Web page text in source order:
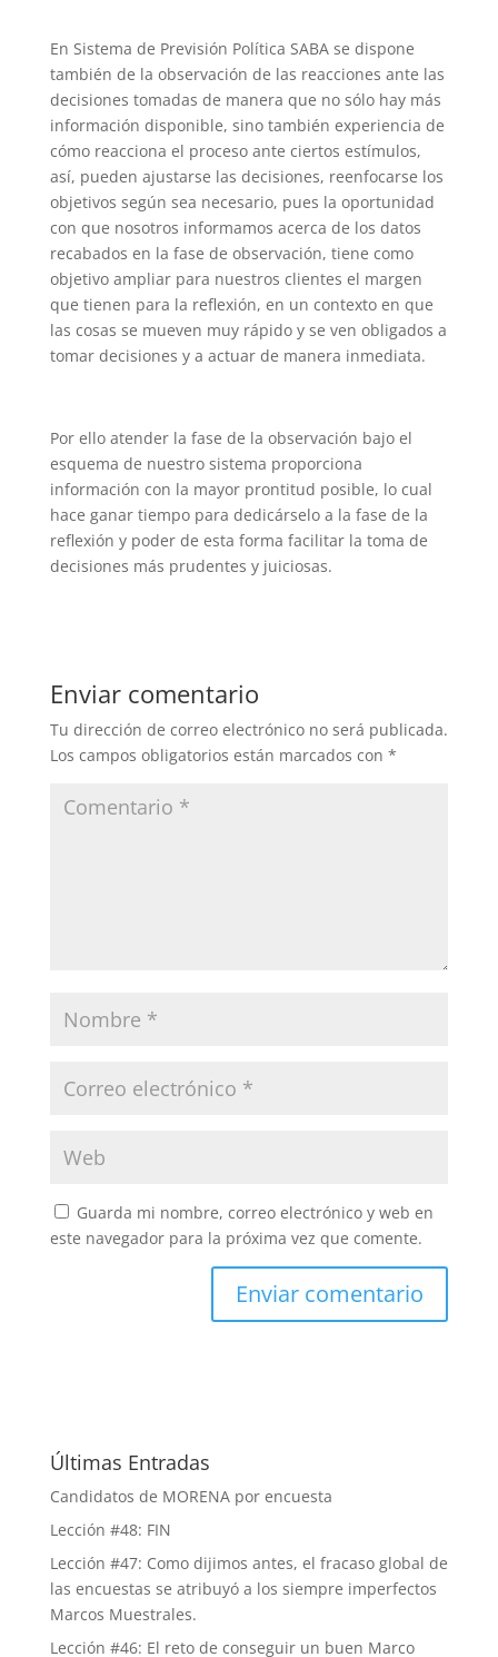
En Sistema de Previsión Política SABA se dispone
también de la observación de las reacciones ante las
decisiones tomadas de manera que no sólo hay más
información disponible, sino también experiencia de
cómo reacciona el proceso ante ciertos estímulos,
así, pueden ajustarse las decisiones, reenfocarse los
objetivos según sea necesario, pues la oportunidad
con que nosotros informamos acerca de los datos
recabados en la fase de observación, tiene como
objetivo ampliar para nuestros clientes el margen
que tienen para la reflexión, en un contexto en que
las cosas se mueven muy rápido y se ven obligados a
tomar decisiones y a actuar de manera inmediata.
Por ello atender la fase de la observación bajo el
esquema de nuestro sistema proporciona
información con la mayor prontitud posible, lo cual
hace ganar tiempo para dedicárselo a la fase de la
reflexión y poder de esta forma facilitar la toma de
decisiones más prudentes y juiciosas.
Enviar comentario
Tu dirección de correo electrónico no será publicada.
Los campos obligatorios están marcados con *
Guarda mi nombre, correo electrónico y web en
este navegador para la próxima vez que comente.
Últimas Entradas
Candidatos de MORENA por encuesta
Lección #48: FIN
Lección #47: Como dijimos antes, el fracaso global de
las encuestas se atribuyó a los siempre imperfectos
Marcos Muestrales.
Lección #46: El reto de conseguir un buen Marco